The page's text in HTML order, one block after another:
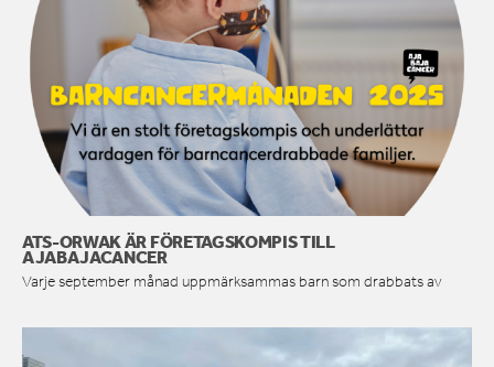
ATS-ORWAK ÄR FÖRETAGSKOMPIS TILL
AJABAJACANCER
Varje september månad uppmärksammas barn som drabbats av